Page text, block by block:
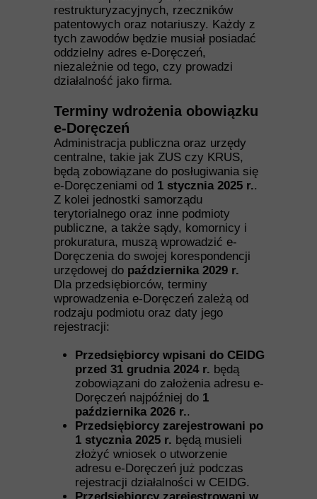
restrukturyzacyjnych, rzeczników
patentowych oraz notariuszy. Każdy z
tych zawodów będzie musiał posiadać
oddzielny adres e-Doręczeń,
niezależnie od tego, czy prowadzi
działalność jako firma.
Terminy wdrożenia obowiązku
e-Doręczeń
Administracja publiczna oraz urzędy
centralne, takie jak ZUS czy KRUS,
będą zobowiązane do posługiwania się
e-Doręczeniami od 1 stycznia 2025 r..
Z kolei jednostki samorządu
terytorialnego oraz inne podmioty
publiczne, a także sądy, komornicy i
prokuratura, muszą wprowadzić e-
Doręczenia do swojej korespondencji
urzędowej do października 2029 r.
Dla przedsiębiorców, terminy
wprowadzenia e-Doręczeń zależą od
rodzaju podmiotu oraz daty jego
rejestracji:
Przedsiębiorcy wpisani do CEIDG
przed 31 grudnia 2024 r. będą
zobowiązani do założenia adresu e-
Doręczeń najpóźniej do 1
października 2026 r..
Przedsiębiorcy zarejestrowani po
1 stycznia 2025 r. będą musieli
złożyć wniosek o utworzenie
adresu e-Doręczeń już podczas
rejestracji działalności w CEIDG.